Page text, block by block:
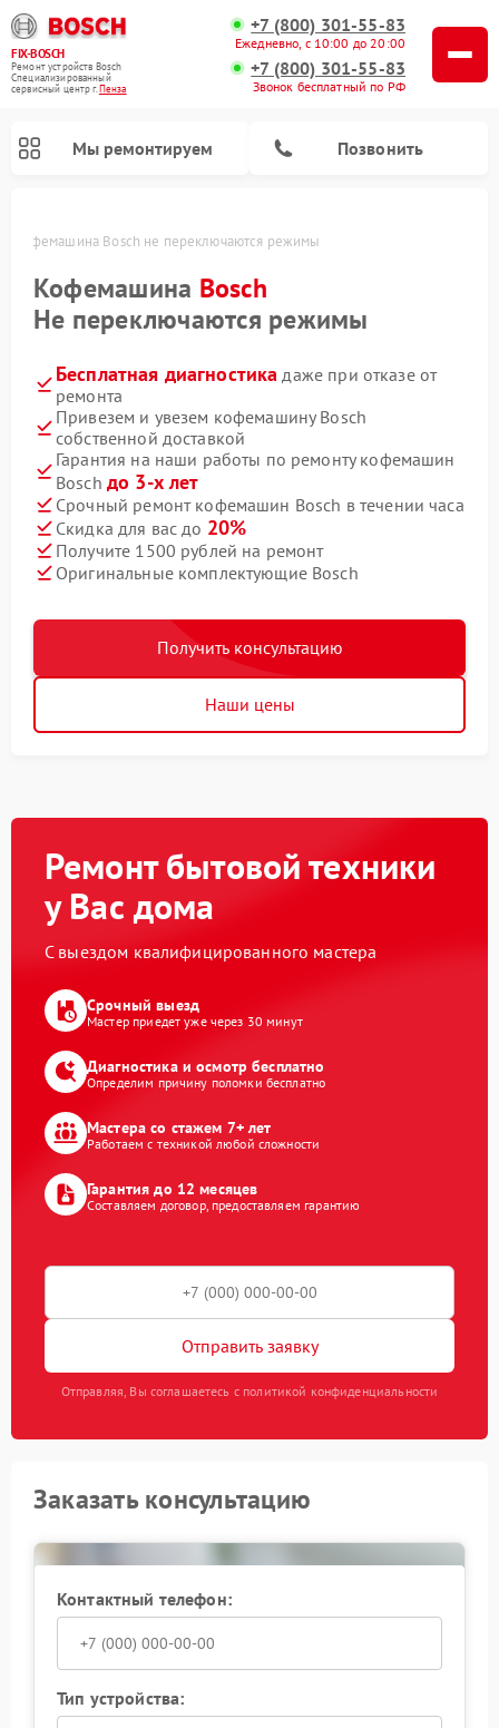
FIX-BOSCH
Ремонт устройств Bosch
Специализированный
cервисный центр г.Пенза
+7 (800) 301-55-83
Ежедневно, с 10:00 до 20:00
+7 (800) 301-55-83
Звонок бесплатный по РФ
Мы ремонтируем Позвонить
Кофемашина Bosch не переключаются режимы
Кофемашина Bosch
Не переключаются режимы
Бесплатная диагностика даже при отказе от
ремонта
Привезем и увезем кофемашину Bosch
собственной доставкой
Гарантия на наши работы по ремонту кофемашин
Bosch до 3-х лет
Срочный ремонт кофемашин Bosch в течении часа
Скидка для вас до 20%
Получите 1500 рублей на ремонт
Оригинальные комплектующие Bosch
Получить консультацию
Наши цены
Ремонт бытовой техники
у Вас дома
С выездом квалифицированного мастера
Срочный выезд
Мастер приедет уже через 30 минут
Диагностика и осмотр бесплатно
Определим причину поломки бесплатно
Мастера со стажем 7+ лет
Работаем с техникой любой сложности
Гарантия до 12 месяцев
Составляем договор, предоставляем гарантию
Отправить заявку
Отправляя, Вы соглашаетесь с политикой конфиденциальности
Заказать консультацию
Контактный телефон:
Тип устройства: